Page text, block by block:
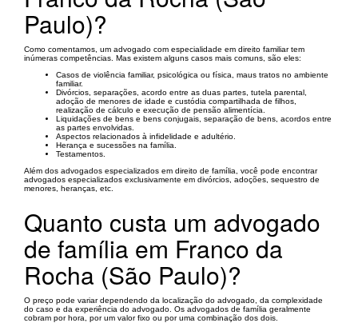
Paulo)?
Como comentamos, um advogado com especialidade em direito familiar tem
inúmeras competências. Mas existem alguns casos mais comuns, são eles:
Casos de violência familiar, psicológica ou física, maus tratos no ambiente
familiar.
Divórcios, separações, acordo entre as duas partes, tutela parental,
adoção de menores de idade e custódia compartilhada de filhos,
realização de cálculo e execução de pensão alimentícia.
Liquidações de bens e bens conjugais, separação de bens, acordos entre
as partes envolvidas.
Aspectos relacionados à infidelidade e adultério.
Herança e sucessões na família.
Testamentos.
Além dos advogados especializados em direito de família, você pode encontrar
advogados especializados exclusivamente em divórcios, adoções, sequestro de
menores, heranças, etc.
Quanto custa um advogado
de família em Franco da
Rocha (São Paulo)?
O preço pode variar dependendo da localização do advogado, da complexidade
do caso e da experiência do advogado. Os advogados de família geralmente
cobram por hora, por um valor fixo ou por uma combinação dos dois.